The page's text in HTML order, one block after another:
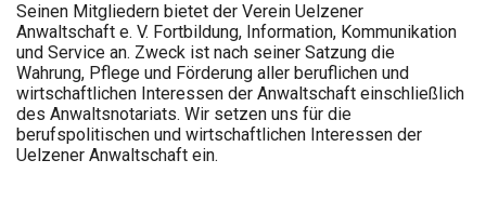
Seinen Mitgliedern bietet der Verein Uelzener
Anwaltschaft e. V. Fortbildung, Information, Kommunikation
und Service an. Zweck ist nach seiner Satzung die
Wahrung, Pflege und Förderung aller beruflichen und
wirtschaftlichen Interessen der Anwaltschaft einschließlich
des Anwaltsnotariats. Wir setzen uns für die
berufspolitischen und wirtschaftlichen Interessen der
Uelzener Anwaltschaft ein.